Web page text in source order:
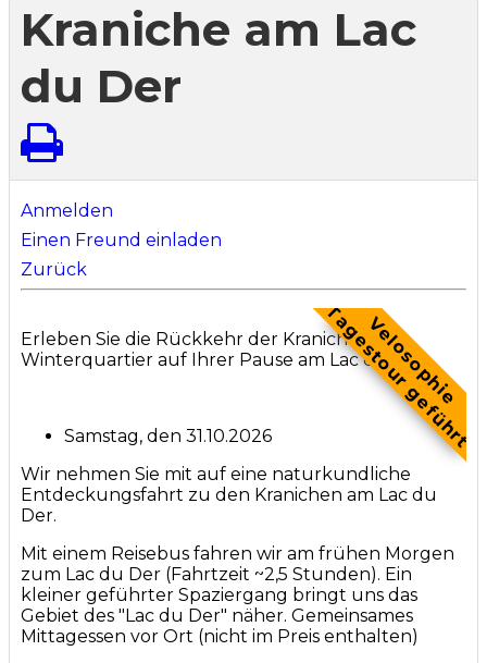
Kraniche am Lac
du Der
Anmelden
Einen Freund einladen
Zurück
Velosophie
Tagestour geführt
Erleben Sie die Rückkehr der Kraniche ins
Winterquartier auf Ihrer Pause am Lac du Der.
Samstag, den 31.10.2026
Wir nehmen Sie mit auf eine naturkundliche
Entdeckungsfahrt zu den Kranichen am Lac du
Der.
Mit einem Reisebus fahren wir am frühen Morgen
zum Lac du Der (Fahrtzeit ~2,5 Stunden). Ein
kleiner geführter Spaziergang bringt uns das
Gebiet des "Lac du Der" näher. Gemeinsames
Mittagessen vor Ort (nicht im Preis enthalten)